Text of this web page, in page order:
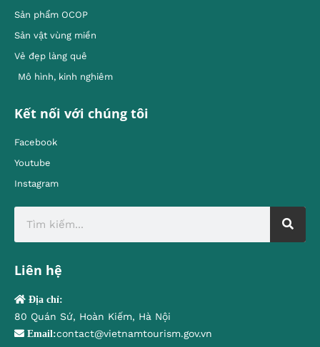
Sản phẩm OCOP
Sản vật vùng miền
Vẻ đẹp làng quê
Mô hình, kinh nghiêm
Kết nối với chúng tôi
Facebook
Youtube
Instagram
Liên hệ
Địa chỉ:
80 Quán Sứ, Hoàn Kiếm, Hà Nội
Email:contact@vietnamtourism.gov.vn